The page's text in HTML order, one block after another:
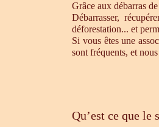
Grâce aux débarras
Débarrasser,
déforestation... et
Si vous êtes une
sont fréquents, et
Qu’est ce que le